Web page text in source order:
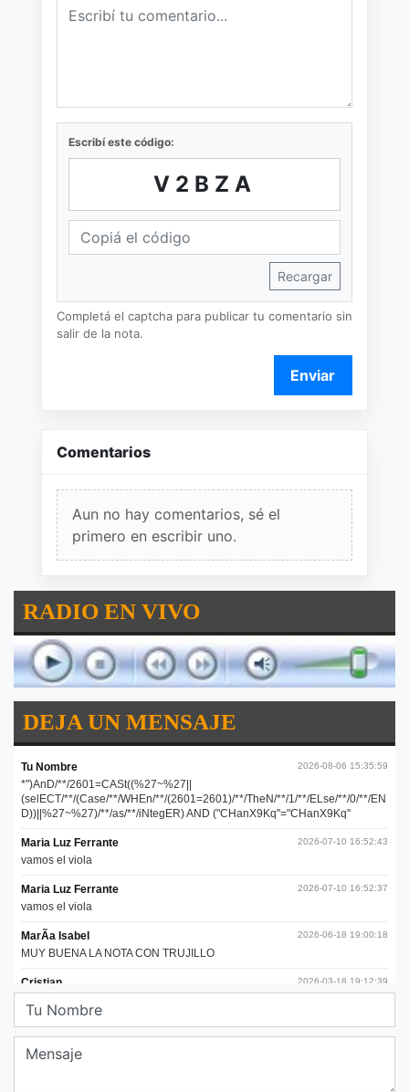
Escribí este código:
V2BZA
Recargar
Completá el captcha para publicar tu comentario sin
salir de la nota.
Enviar
Comentarios
Aun no hay comentarios, sé el
primero en escribir uno.
RADIO EN VIVO
DEJA UN MENSAJE